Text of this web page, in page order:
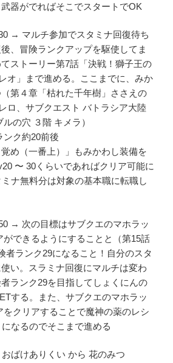
器がでればそこでスタートでOK
→ マルチ参加でスタミナ回復待ち
、冒険ランクアップを駆使してま
ストーリー第7話「決戦！獅子王の
オ」まで進める。ここまでに、みか
第４章「枯れた千年樹」ささえの
ロ、サブクエスト バトラシア大陸
の穴 ３階 キメラ）
ク約20前後
め（一番上）」もみかわし装備を
〜 30くらいであればクリア可能に
ナ無料分は対象の基本職に転職し
→ 次の目標はサブクエのマホラッ
ができるようにすることと（第15話
者ランク29になること！自分のスタ
い。スラミナ回復にマルチは変わ
ランク29を目指してしょくにんの
する。また、サブクエのマホラッ
をクリアすることで魔神の薬のレシ
なるのでそこまで進める
ばけありくい から 花のみつ